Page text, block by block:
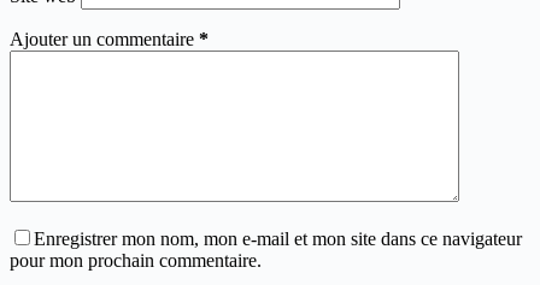
Ajouter un commentaire *
Enregistrer mon nom, mon e-mail et mon site dans ce navigateur
pour mon prochain commentaire.